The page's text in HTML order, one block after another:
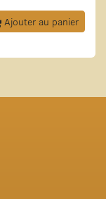
Ajouter au panier